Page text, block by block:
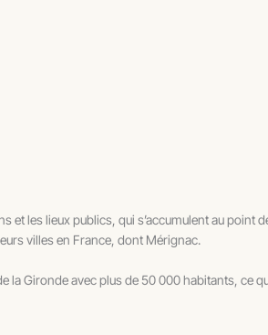
et les lieux publics, qui s’accumulent au point
villes en France, dont Mérignac.
la Gironde avec plus de 50 000 habitants, ce